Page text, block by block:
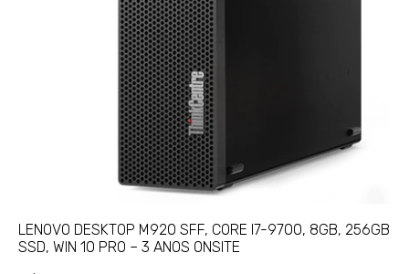
LENOVO DESKTOP M920 SFF, CORE I7-9700, 8GB, 256GB
SSD, WIN 10 PRO – 3 ANOS ONSITE